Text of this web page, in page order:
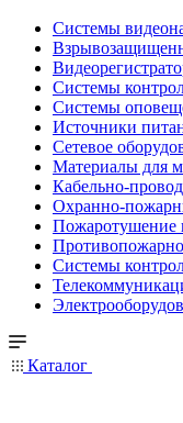
Системы
Системы
Системы
Источники
Сетевое
Материалы для
Кабельно-
Охранно-
Пожаротушение
Системы
Каталог